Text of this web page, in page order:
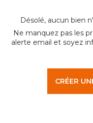
Désolé, aucun bien
Ne manquez pas les
alerte email et soyez
CRÉER